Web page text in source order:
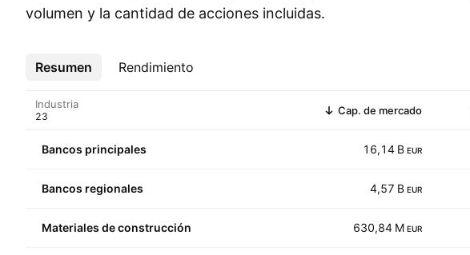
volumen y la cantidad de acciones incluidas.
Resumen Rendimiento
Más
Industria Cap. de mercado
Bancos principales 16,14 B EUR
Bancos regionales 4,57 B EUR
Materiales de construcción 630,84 M EUR